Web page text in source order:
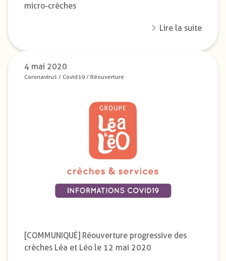
micro-crèches
Lire la suite
4 mai 2020
Coronavirus / Covid19 / Réouverture
[COMMUNIQUÉ] Réouverture progressive des
crèches Léa et Léo le 12 mai 2020